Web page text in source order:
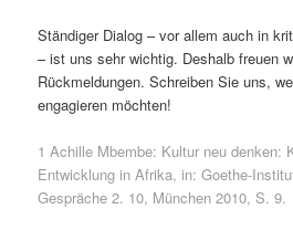
Ständiger Dialog – vor allem auch in
– ist uns sehr wichtig. Deshalb freuen
Rückmeldungen. Schreiben Sie uns,
engagieren möchten!
1 Achille Mbembe: Kultur neu denken:
Entwicklung in Afrika, in: Goethe-
Gespräche 2. 10, München 2010, S. 9.